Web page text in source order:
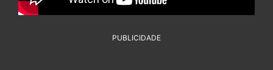
PUBLICIDADE